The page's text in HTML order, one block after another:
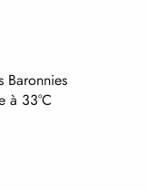
Baronnies
à 33°C